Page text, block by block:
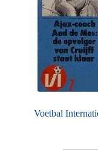
Voetbal